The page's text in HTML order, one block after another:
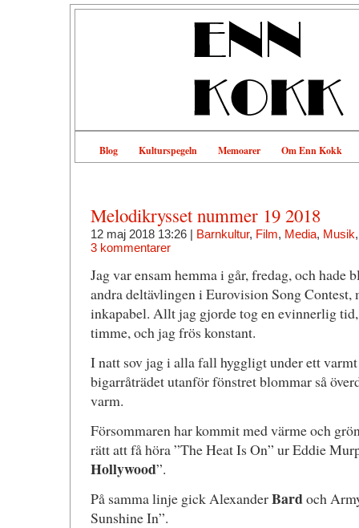
Blog Kulturspegeln Memoarer Om Enn Kokk
Melodikrysset nummer 19 2018
12 maj 2018 13:26 | Barnkultur, Film, Media, Musik
3 kommentarer
Jag var ensam hemma i går, fredag, och hade
andra deltävlingen i Eurovision Song
inkapabel. Allt jag gjorde tog en evinnerlig tid,
timme, och jag frös konstant.
I natt sov jag i alla fall hyggligt under ett
bigarråträdet utanför fönstret blommar så
varm.
Försommaren har kommit med värme och
rätt att få höra ”The Heat Is On” ur Eddie
Hollywood”.
På samma linje gick AlexanderBardoch
Sunshine In”.